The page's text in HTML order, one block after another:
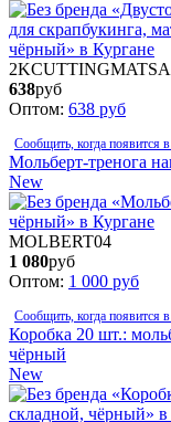
638руб
Оптом: 638 руб
Сообщить, когда появится
Мольберт-тренога
New
MOLBERT04
1 080руб
Оптом: 1 000 руб
Сообщить, когда появится
Коробка 20 шт.:
чёрный
New